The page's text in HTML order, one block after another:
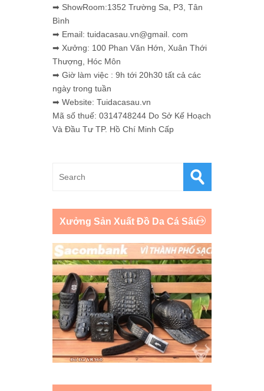
➡ ShowRoom:1352 Trường Sa, P3, Tân
Bình
➡ Email: tuidacasau.vn@gmail. com
➡ Xưởng: 100 Phan Văn Hớn, Xuân Thới
Thượng, Hóc Môn
➡ Giờ làm việc : 9h tới 20h30 tất cả các
ngày trong tuần
➡ Website: Tuidacasau.vn
Mã số thuế: 0314748244 Do Sở Kế Hoạch
Và Đầu Tư TP. Hồ Chí Minh Cấp
Xưởng Sản Xuất Đồ Da Cá Sấu